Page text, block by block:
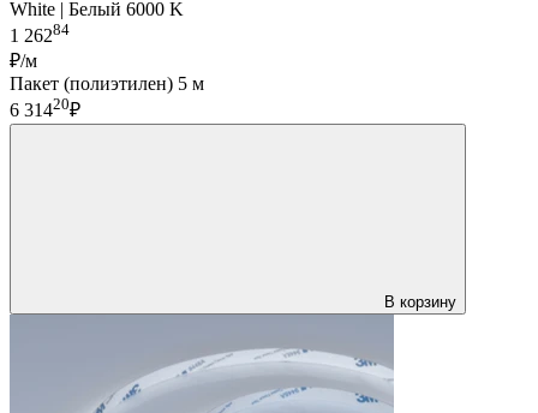
White | Белый 6000 K
1 26284
₽/м
Пакет (полиэтилен) 5 м
6 31420₽
В корзину